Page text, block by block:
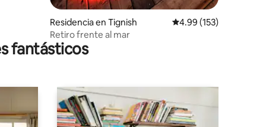
Residencia en Tignish Calificación promedio:
4.99 (153)
Retiro frente al mar
fantásticos